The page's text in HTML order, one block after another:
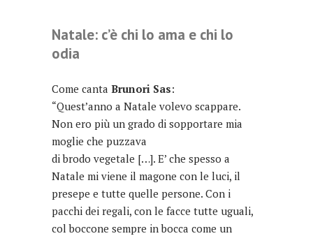
Natale: c’è chi lo ama e chi lo
odia
Come canta Brunori Sas:
“Quest’anno a Natale volevo scappare.
Non ero più un grado di sopportare mia
moglie che puzzava
di brodo vegetale […]. E’ che spesso a
Natale mi viene il magone con le luci, il
presepe e tutte quelle persone. Con i
pacchi dei regali, con le facce tutte uguali,
col boccone sempre in bocca come un